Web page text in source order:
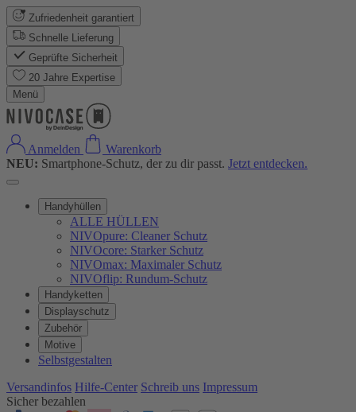
Zufriedenheit garantiert
Schnelle Lieferung
Geprüfte Sicherheit
20 Jahre Expertise
Menü
Anmelden
Warenkorb
NEU: Smartphone-Schutz, der zu dir passt. Jetzt entdecken.
Handyhüllen
ALLE HÜLLEN
NIVOpure: Cleaner Schutz
NIVOcore: Starker Schutz
NIVOmax: Maximaler Schutz
NIVOflip: Rundum-Schutz
Handyketten
Displayschutz
Zubehör
Motive
Selbstgestalten
Versandinfos Hilfe-Center Schreib uns Impressum
Sicher bezahlen